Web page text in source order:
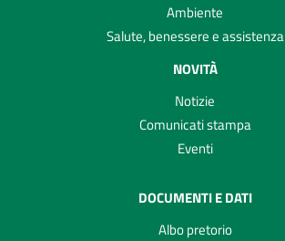
Ambiente
Salute, benessere e assistenza
NOVITÀ
Notizie
Comunicati stampa
Eventi
DOCUMENTI E DATI
Albo pretorio